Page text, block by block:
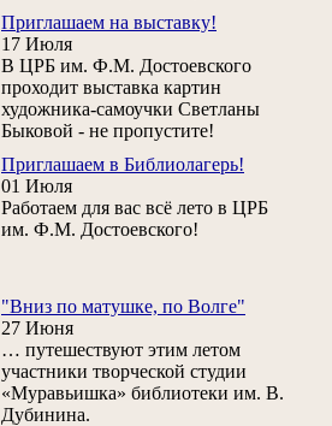
Приглашаем на выставку!
17 Июля
В ЦРБ им. Ф.М. Достоевского
проходит выставка картин
художника-самоучки Светланы
Быковой - не пропустите!
Приглашаем в Библиолагерь!
01 Июля
Работаем для вас всё лето в ЦРБ
им. Ф.М. Достоевского!
"Вниз по матушке, по Волге"
27 Июня
… путешествуют этим летом
участники творческой студии
«Муравьишка» библиотеки им. В.
Дубинина.